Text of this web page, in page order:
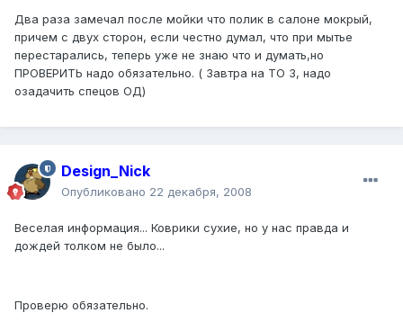
Два раза замечал после мойки что полик в салоне мокрый,
причем с двух сторон, если честно думал, что при мытье
перестарались, теперь уже не знаю что и думать,но
ПРОВЕРИТЬ надо обязательно. ( Завтра на ТО 3, надо
озадачить спецов ОД)
Design_Nick
Опубликовано 22 декабря, 2008
Веселая информация... Коврики сухие, но у нас правда и
дождей толком не было...
Проверю обязательно.